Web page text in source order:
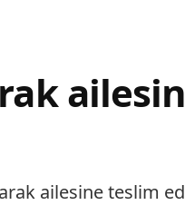
ailesine teslim